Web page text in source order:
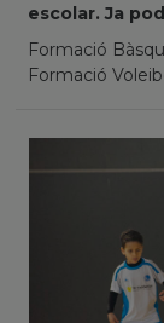
escolar. Ja
Formació
Formació